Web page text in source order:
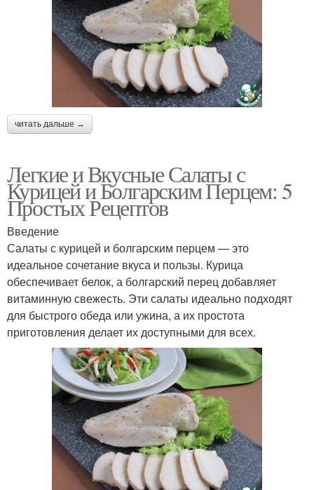
читать дальше →
Легкие и Вкусные Салаты с
Курицей и Болгарским Перцем: 5
Простых Рецептов
Введение
Салаты с курицей и болгарским перцем — это
идеальное сочетание вкуса и пользы. Курица
обеспечивает белок, а болгарский перец добавляет
витаминную свежесть. Эти салаты идеально подходят
для быстрого обеда или ужина, а их простота
приготовления делает их доступными для всех.